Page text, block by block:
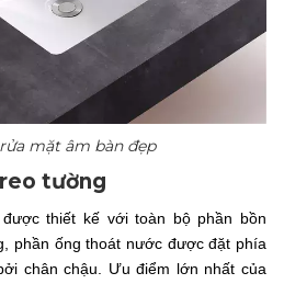
mặt âm bàn đẹp
tường
thiết kế với toàn bộ phần bồn
phần ống thoát nước được đặt phía
chân chậu. Ưu điểm lớn nhất của